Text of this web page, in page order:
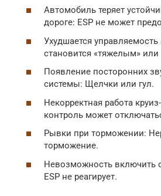
Автомобиль теряет
дороге: ESP не может
Ухудшается
становится «тяжелым» или
Появление посторонних
системы: Щелчки или гул.
Некорректная работа
контроль может
Рывки при торможении:
торможение.
Невозможность включить
ESP не реагирует.